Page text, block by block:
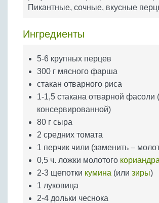
Бобовые
Крупы
Пикантные, сочные, вкусные
Ингредиенты
5-6 крупных перцев
300 г мясного фарша
стакан отварного риса
1-1,5 стакана отварной фасоли
консервированной)
80 г сыра
2 средних томата
1 перчик чили (заменить –
0,5 ч. ложки молотого кориандра
2-3 щепотки кумина (или зиры)
1 луковица
2-4 дольки чеснока